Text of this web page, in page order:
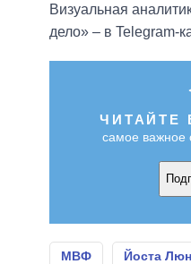
Визуальная
дело» – в Telegram-
ЧИТАЙТЕ
самое важное
МВФ Йоста